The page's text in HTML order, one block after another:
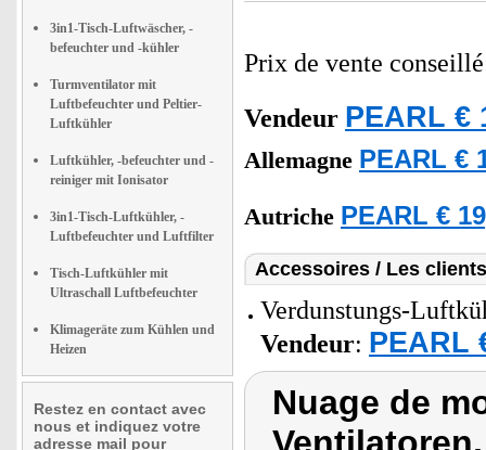
3in1-Tisch-Luftwäscher, -
befeuchter und -kühler
Turmventilator mit
Luftbefeuchter und Peltier-
Luftkühler
Luftkühler, -befeuchter und -
reiniger mit Ionisator
3in1-Tisch-Luftkühler, -
Luftbefeuchter und Luftfilter
Tisch-Luftkühler mit
Ultraschall Luftbefeuchter
Klimageräte zum Kühlen und
Heizen
Restez en contact avec
nous et indiquez votre
adresse mail pour
Prix de vente
Vendeur PEARL €
Allemagne PEARL €
Autriche PEARL €
Accessoires / Les
Verdunstungs-
Vendeur: PEARL
Nuage de